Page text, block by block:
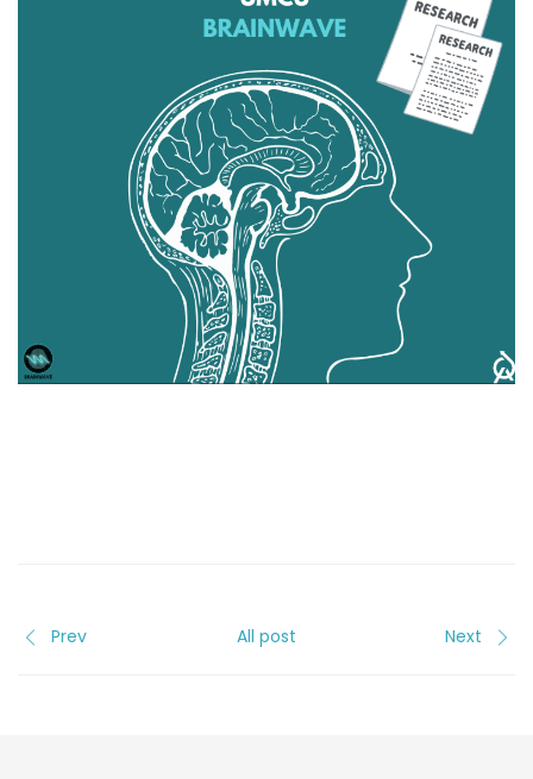
Prev All post Next